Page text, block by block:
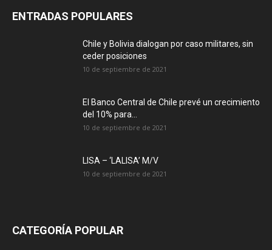
ENTRADAS POPULARES
Chile y Bolivia dialogan por caso militares, sin
ceder posiciones
10 de septiembre de 2021
El Banco Central de Chile prevé un crecimiento
del 10% para...
10 de septiembre de 2021
LISA – ‘LALISA’ M/V
10 de septiembre de 2021
CATEGORÍA POPULAR